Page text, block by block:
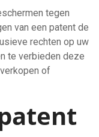
tegen
van een patent de
rechten op uw
te verbieden deze
of